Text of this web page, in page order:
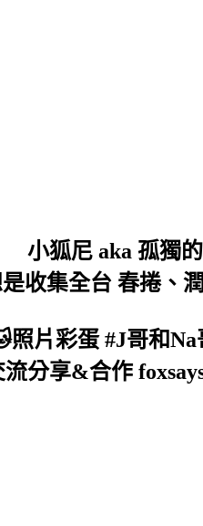
小狐尼 aka 孤獨
收集全台 春捲、
照片彩蛋 #J哥和
分享&合作